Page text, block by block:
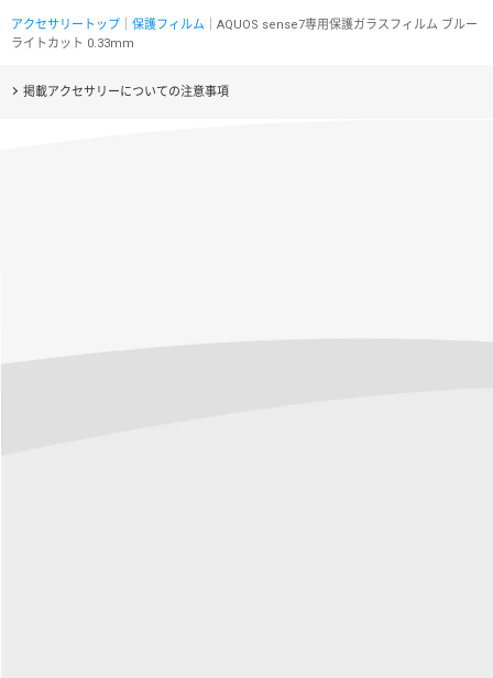
アクセサリートップ 保護フィルム ｜AQUOS sense7専用保護ガラスフィルム ブルー
ライトカット 0.33mm
掲載アクセサリーについての注意事項